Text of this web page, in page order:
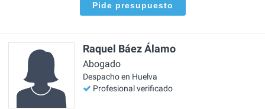
Pide presupuesto
Raquel Báez Álamo
Abogado
Despacho en Huelva
Profesional verificado